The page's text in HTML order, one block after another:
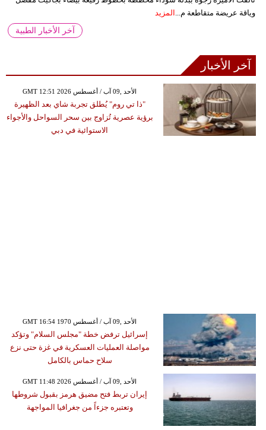
وياقة عريضة متقاطعة م... المزيد
آخر الأخبار الطبية
آخر الأخبار
GMT 12:51 2026 الأحد ,09 آب / أغسطس
"ذا تي روم" يُطلق تجربة شاي بعد الظهيرة
برؤية عصرية تُزاوج بين سحر السواحل والأجواء
الاستوائية في دبي
GMT 16:54 1970 الأحد ,09 آب / أغسطس
إسرائيل ترفض خطة "مجلس السلام" وتؤكد
مواصلة العمليات العسكرية في غزة حتى نزع
سلاح حماس بالكامل
GMT 11:48 2026 الأحد ,09 آب / أغسطس
إيران تربط فتح مضيق هرمز بقبول شروطها
وتعتبره جزءاً من جغرافيا المواجهة